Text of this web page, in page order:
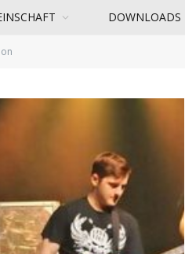
DOWNLOADS